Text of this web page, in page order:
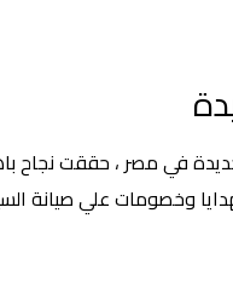
في مصر ، حققت نجاح
وخصومات علي صيانة